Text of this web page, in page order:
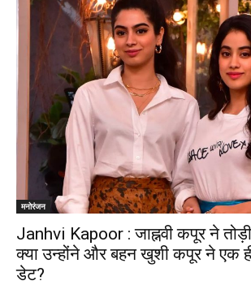
मनोरंजन
Janhvi Kapoor : जाह्नवी कपूर ने तोड़ी
क्या उन्होंने और बहन खुशी कपूर ने एक
डेट?